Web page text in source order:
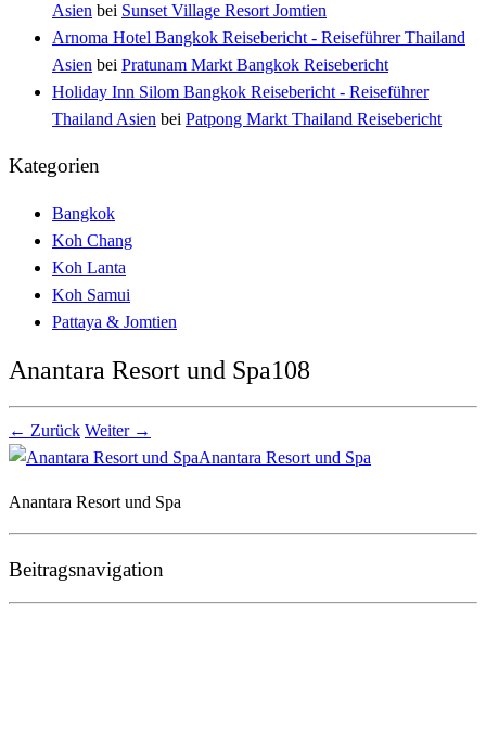
Asien bei Sunset Village Resort Jomtien
Arnoma Hotel Bangkok Reisebericht - Reiseführer Thailand
Asien bei Pratunam Markt Bangkok Reisebericht
Holiday Inn Silom Bangkok Reisebericht - Reiseführer
Thailand Asien bei Patpong Markt Thailand Reisebericht
Kategorien
Bangkok
Koh Chang
Koh Lanta
Koh Samui
Pattaya & Jomtien
Anantara Resort und Spa108
← Zurück Weiter →
Anantara Resort und Spa
Beitragsnavigation